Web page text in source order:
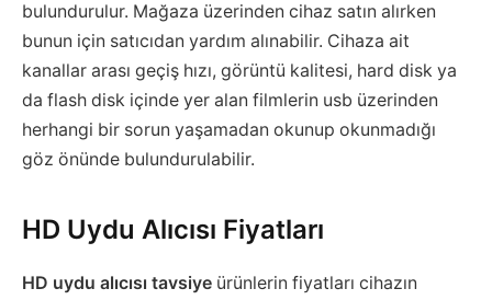
bulundurulur. Mağaza üzerinden cihaz satın alırken
bunun için satıcıdan yardım alınabilir. Cihaza ait
kanallar arası geçiş hızı, görüntü kalitesi, hard disk ya
da flash disk içinde yer alan filmlerin usb üzerinden
herhangi bir sorun yaşamadan okunup okunmadığı
göz önünde bulundurulabilir.
HD Uydu Alıcısı Fiyatları
HD uydu alıcısı tavsiye ürünlerin fiyatları cihazın